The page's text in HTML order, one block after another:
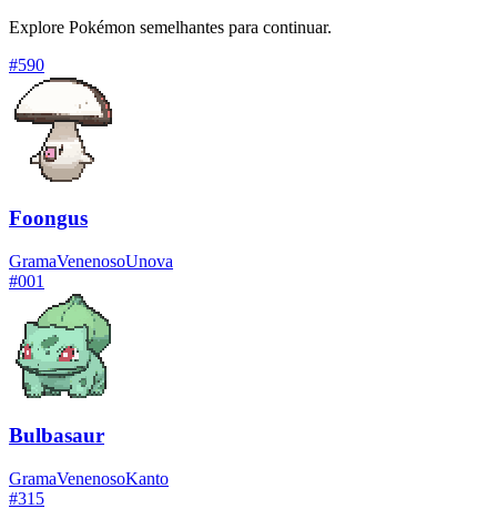
Explore Pokémon semelhantes para continuar.
#590
Foongus
GramaVenenosoUnova
#001
Bulbasaur
GramaVenenosoKanto
#315